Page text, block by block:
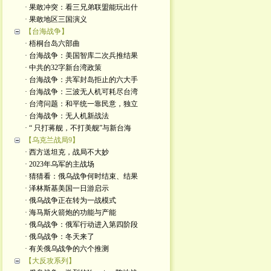
· 果敢冲突：看三兄弟联盟能玩出什
· 果敢地区三国演义
【台海战争】
· 梧桐台岛六部曲
· 台海战争：美国智库二次兵推结果
· 中共的32字新台湾政策
· 台海战争：共军封岛拒止的六大手
· 台海战争：三波无人机可耗尽台湾
· 台湾问题：和平统一靠民意，独立
· 台海战争：无人机新战法
· “ 只打蒋舰，不打美舰”与新台海
【乌克兰战局9】
· 西方送坦克，战局不大妙
· 2023年乌军的主战场
· 猜猜看：俄乌战争何时结束、结果
· 泽林斯基美国一日游启示
· 俄乌战争正在转为一战模式
· 海马斯火箭炮的功能与产能
· 俄乌战争：俄军行动进入第四阶段
· 俄乌战争：冬天来了
· 有关俄乌战争的六个推测
【大反攻系列】